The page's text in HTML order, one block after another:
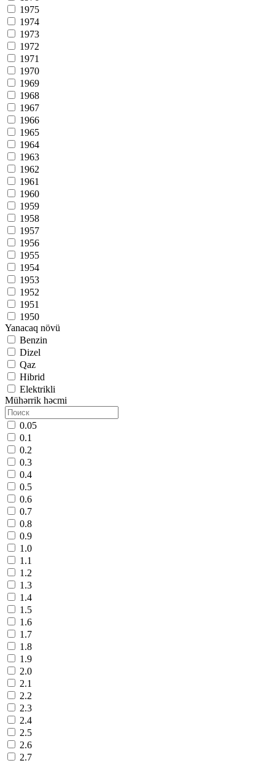
1975
1974
1973
1972
1971
1970
1969
1968
1967
1966
1965
1964
1963
1962
1961
1960
1959
1958
1957
1956
1955
1954
1953
1952
1951
1950
Yanacaq növü
Benzin
Dizel
Qaz
Hibrid
Elektrikli
Mühərrik həcmi
0.05
0.1
0.2
0.3
0.4
0.5
0.6
0.7
0.8
0.9
1.0
1.1
1.2
1.3
1.4
1.5
1.6
1.7
1.8
1.9
2.0
2.1
2.2
2.3
2.4
2.5
2.6
2.7